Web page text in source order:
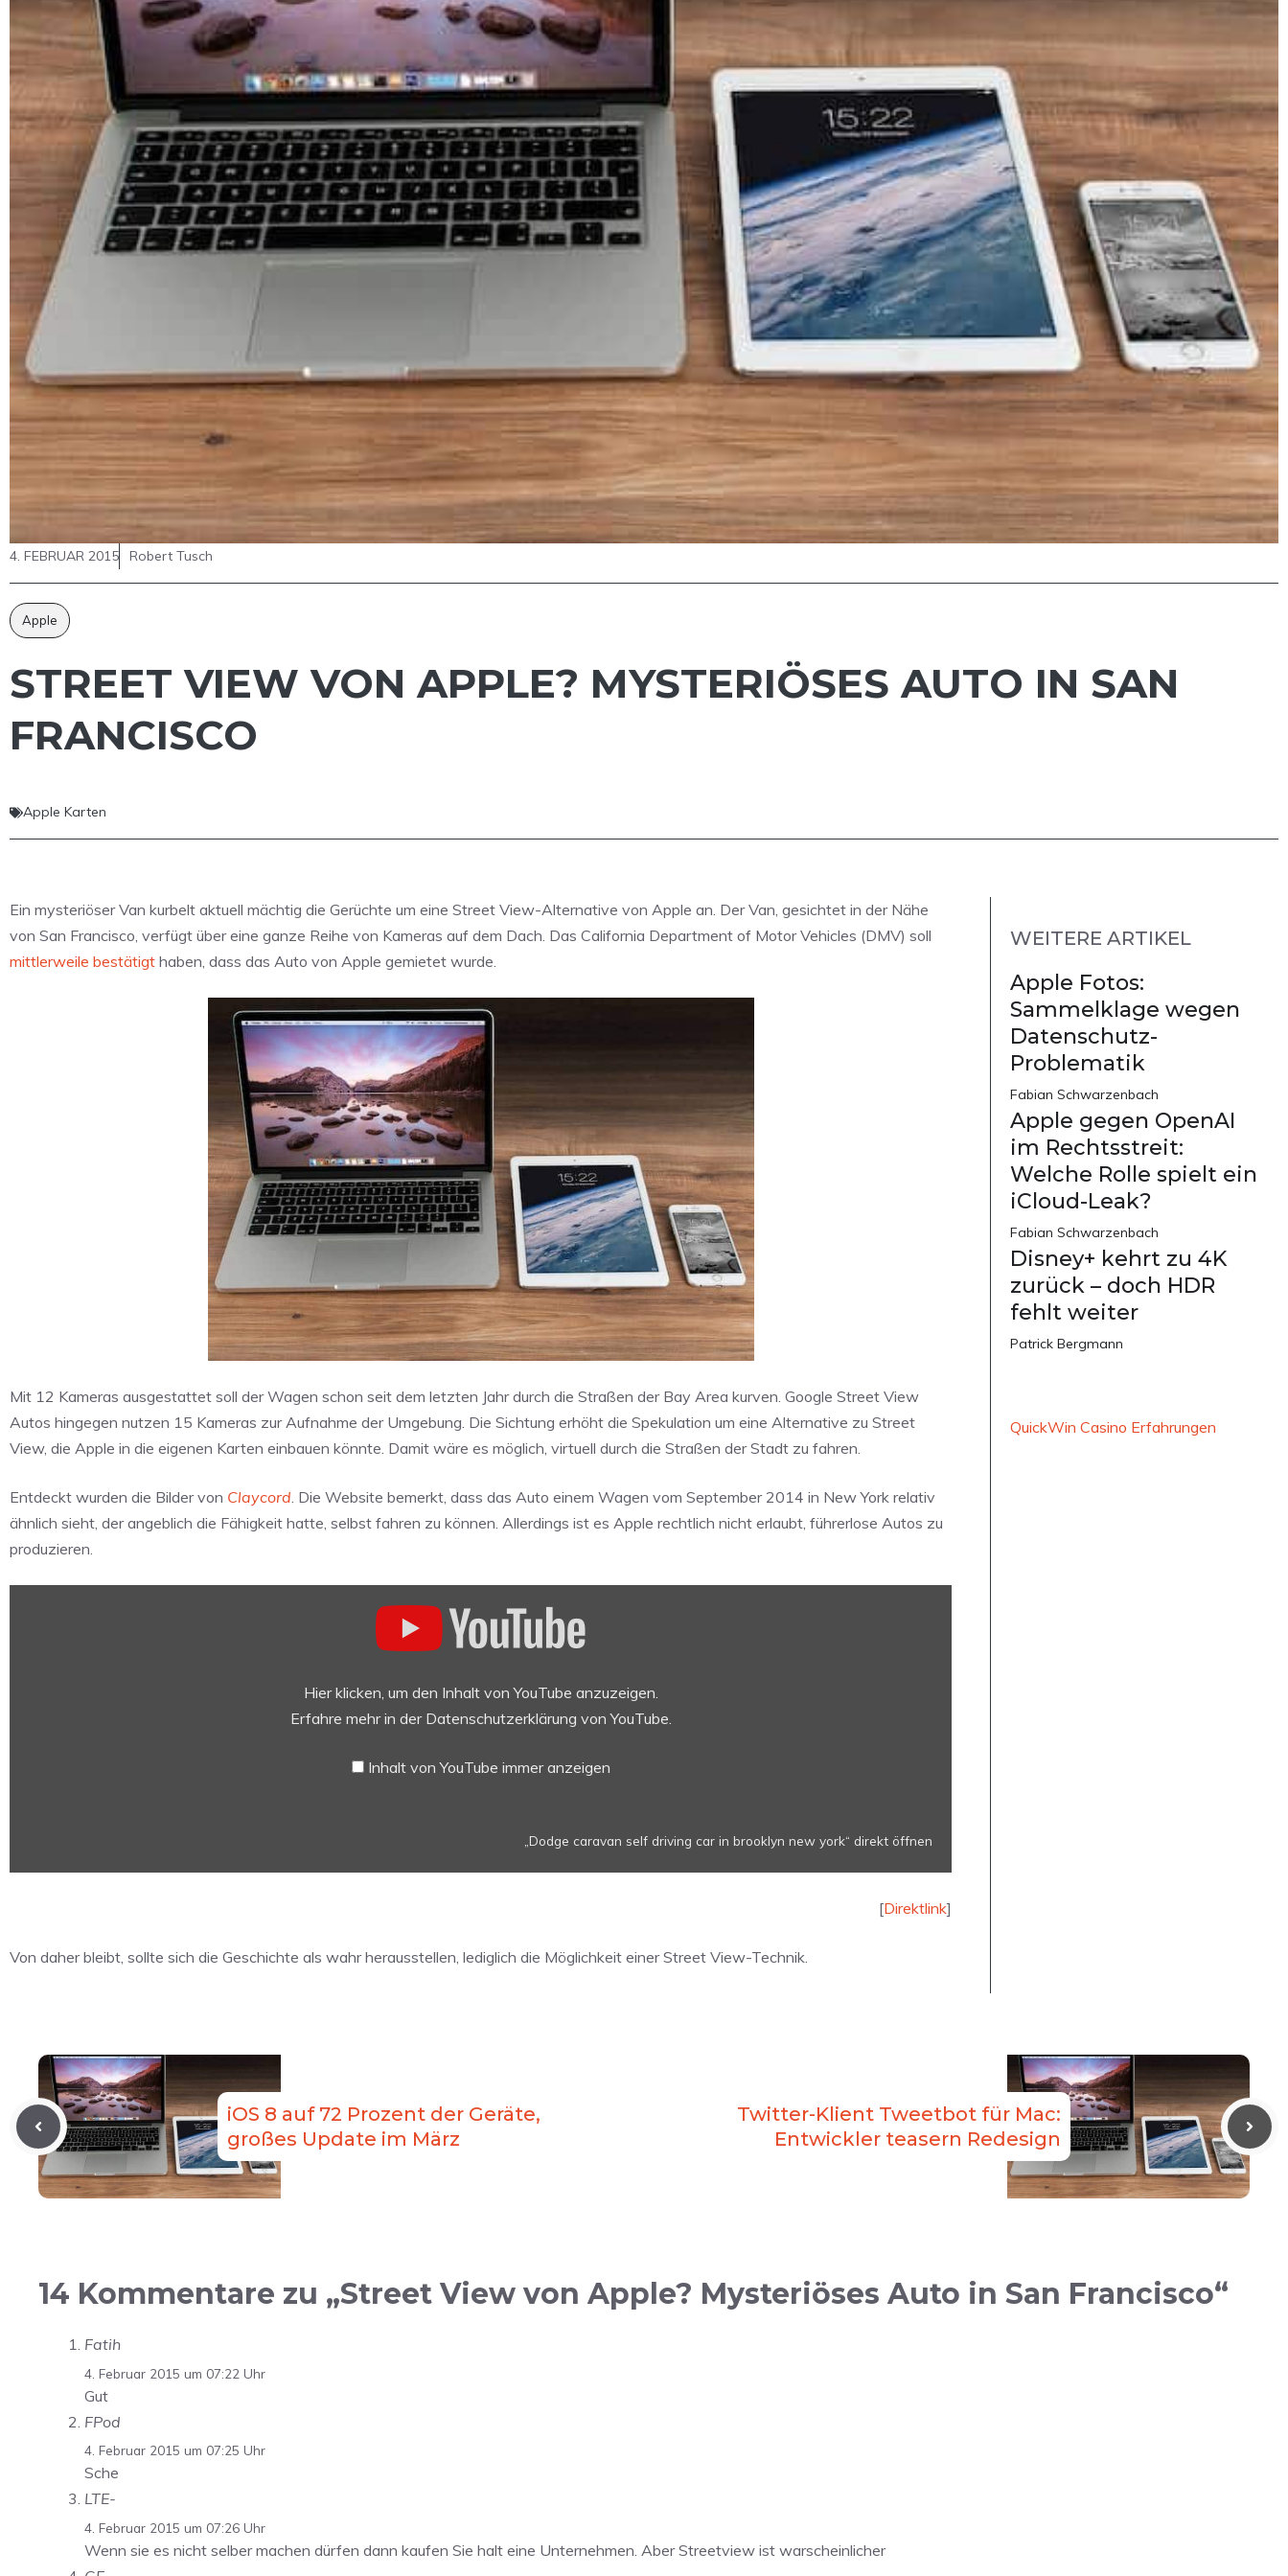
4. FEBRUAR 2015 Robert Tusch
Apple
STREET VIEW VON APPLE? MYSTERIÖSES AUTO IN SAN
FRANCISCO
Apple Karten
Ein mysteriöser Van kurbelt aktuell mächtig die Gerüchte um eine Street View-Alternative von Apple an. Der Van, gesichtet in der Nähe
von San Francisco, verfügt über eine ganze Reihe von Kameras auf dem Dach. Das California Department of Motor Vehicles (DMV) soll
mittlerweile bestätigt haben, dass das Auto von Apple gemietet wurde.
Mit 12 Kameras ausgestattet soll der Wagen schon seit dem letzten Jahr durch die Straßen der Bay Area kurven. Google Street View
Autos hingegen nutzen 15 Kameras zur Aufnahme der Umgebung. Die Sichtung erhöht die Spekulation um eine Alternative zu Street
View, die Apple in die eigenen Karten einbauen könnte. Damit wäre es möglich, virtuell durch die Straßen der Stadt zu fahren.
Entdeckt wurden die Bilder von Claycord . Die Website bemerkt, dass das Auto einem Wagen vom September 2014 in New York relativ
ähnlich sieht, der angeblich die Fähigkeit hatte, selbst fahren zu können. Allerdings ist es Apple rechtlich nicht erlaubt, führerlose Autos zu
produzieren.
Hier klicken, um den Inhalt von YouTube anzuzeigen.
Erfahre mehr in der Datenschutzerklärung von YouTube
Inhalt von YouTube immer anzeigen
„Dodge caravan self driving car in brooklyn new york“ direkt öffnen
[Direktlink]
Von daher bleibt, sollte sich die Geschichte als wahr herausstellen, lediglich die Möglichkeit einer Street View-Technik.
WEITERE ARTIKEL
Apple Fotos:
Sammelklage wegen
Datenschutz-
Problematik
Fabian Schwarzenbach
Apple gegen OpenAI
im Rechtsstreit:
Welche Rolle spielt ein
iCloud-Leak?
Fabian Schwarzenbach
Disney+ kehrt zu 4K
zurück – doch HDR
fehlt weiter
Patrick Bergmann
QuickWin Casino Erfahrungen
iOS 8 auf 72 Prozent der Geräte,
großes Update im März
Twitter-Klient Tweetbot für Mac:
Entwickler teasern Redesign
14 Kommentare zu „Street View von Apple? Mysteriöses Auto in San Francisco“
Fatih
4. Februar 2015 um 07:22 Uhr
Gut
FPod
4. Februar 2015 um 07:25 Uhr
Sche
LTE-
4. Februar 2015 um 07:26 Uhr
Wenn sie es nicht selber machen dürfen dann kaufen Sie halt eine Unternehmen. Aber Streetview ist warscheinlicher